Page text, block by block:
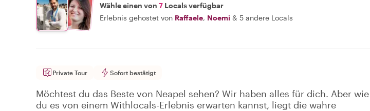
Wähle einen von 7 Locals verfügbar
Erlebnis gehostet von Raffaele, Noemi & 5 andere Locals
Private Tour Sofort bestätigt
Möchtest du das Beste von Neapel sehen? Wir haben alles für dich. Aber wie
du es von einem Withlocals-Erlebnis erwarten kannst, liegt die wahre